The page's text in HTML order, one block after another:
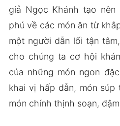
giả Ngọc Khánh tạo
phú về các món ăn từ
một người dẫn lối tận
cho chúng ta cơ hội
của những món ngon
khai vị hấp dẫn, món súp
món chính thịnh soạn,